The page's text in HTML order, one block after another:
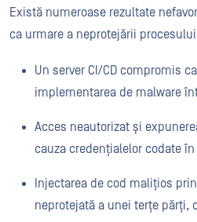
Există numeroase rezultate
ca urmare a neprotejării
Un server CI/CD compromis
implementarea de malware
Acces neautorizat și
cauza credențialelor codate
Injectarea de cod malițios
neprotejată a unei terțe părți,